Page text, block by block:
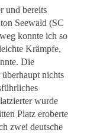
und bereits
Seewald (SC
konnte ich so
Krämpfe,
Die
nichts
wurde
Platz eroberte
zwei deutsche